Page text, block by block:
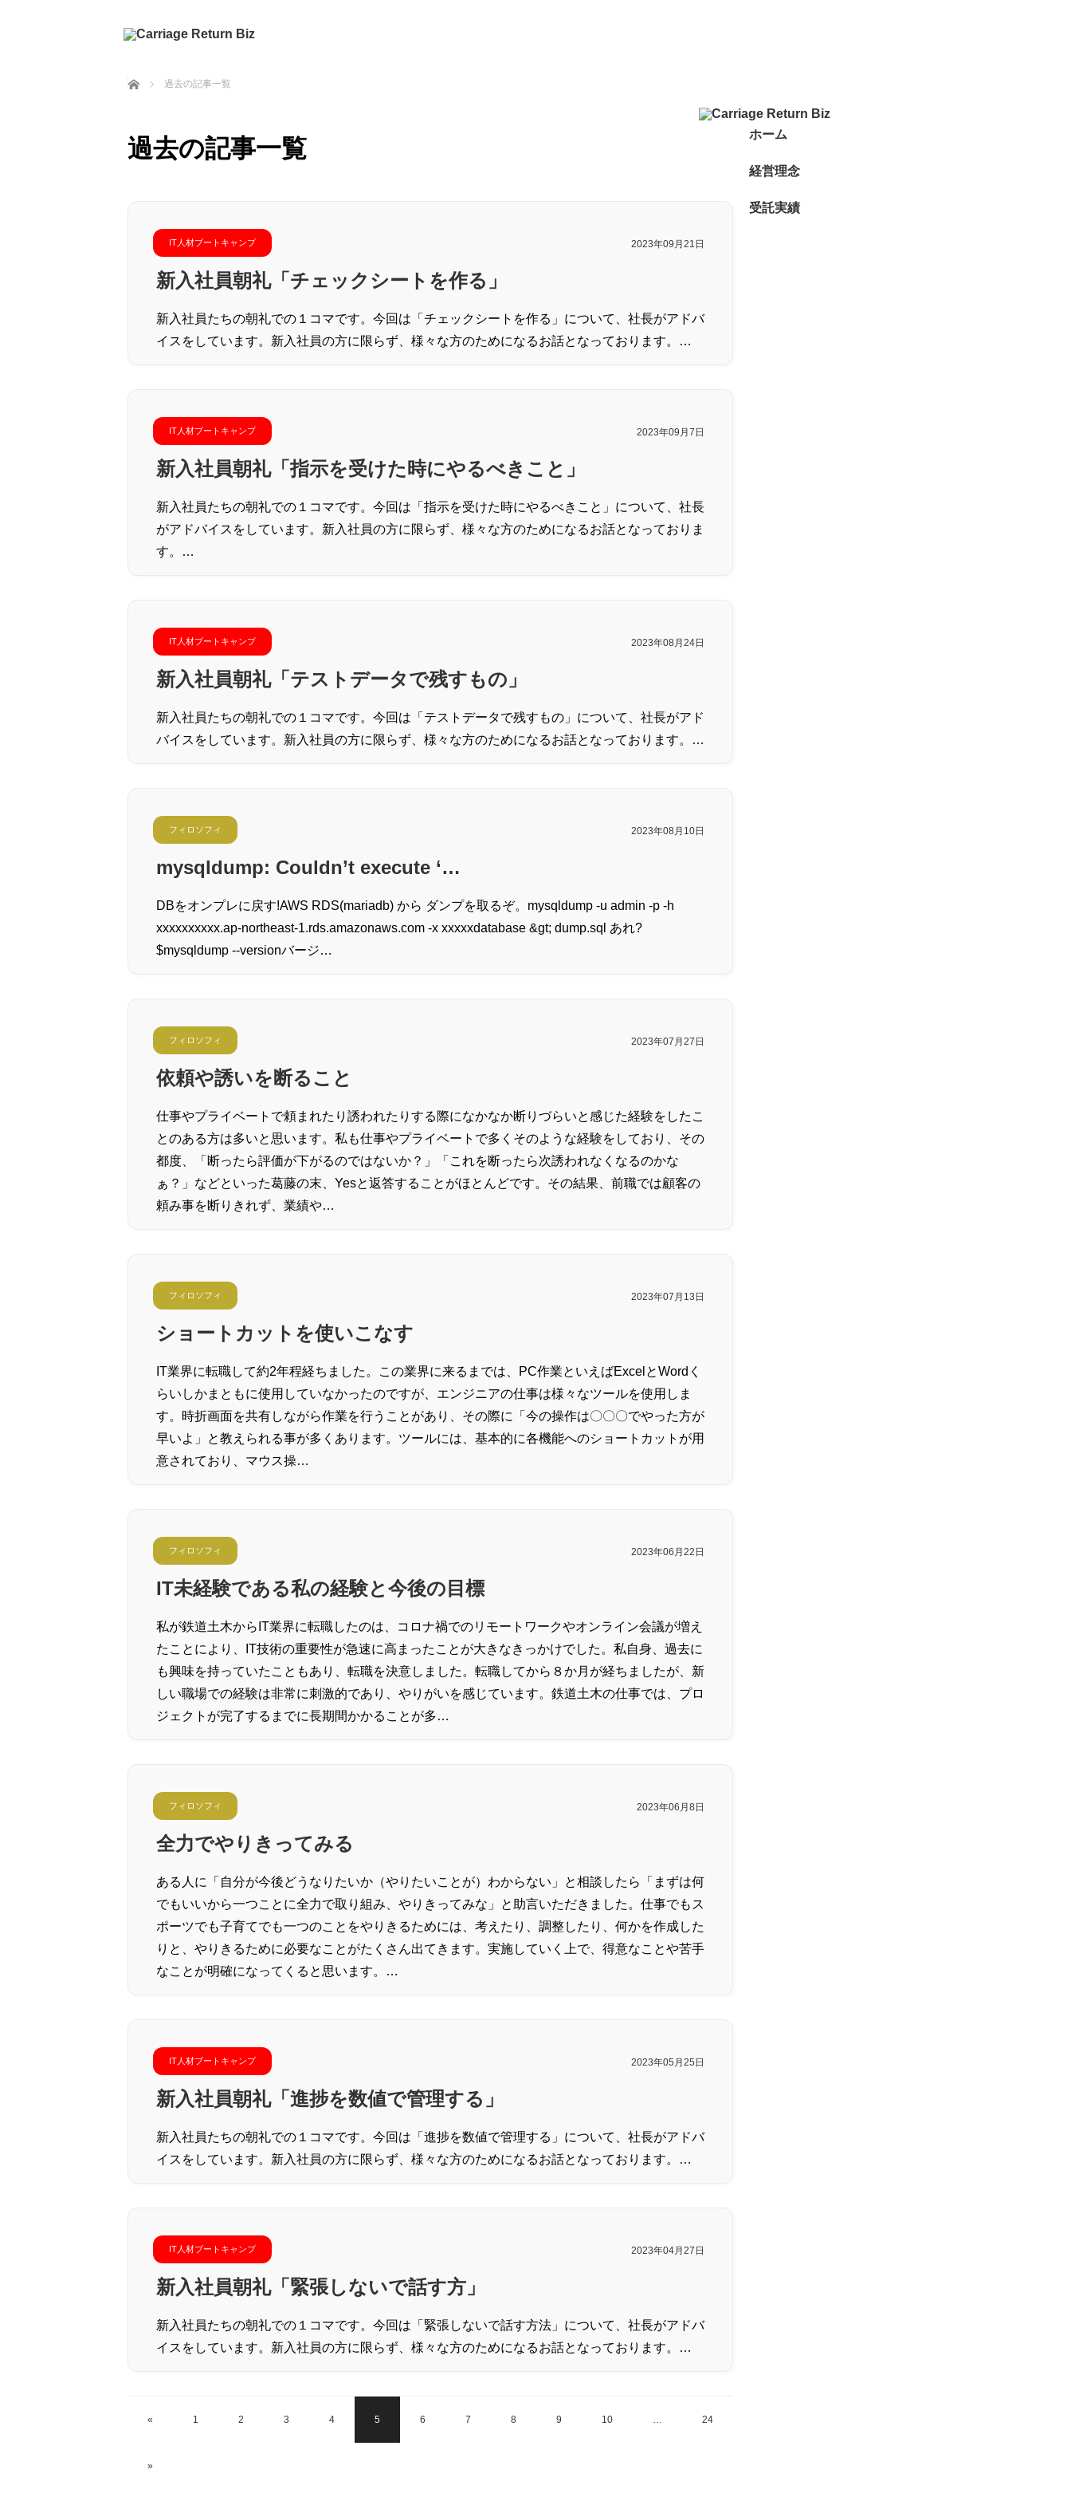
ホーム 過去の記事一覧
過去の記事一覧
IT人材ブートキャンプ 2023年09月21日
新入社員朝礼「チェックシートを作る」
新入社員たちの朝礼での１コマです。今回は「チェックシートを作る」について、社長がアドバ
イスをしています。新入社員の方に限らず、様々な方のためになるお話となっております。…
IT人材ブートキャンプ 2023年09月7日
新入社員朝礼「指示を受けた時にやるべきこと」
新入社員たちの朝礼での１コマです。今回は「指示を受けた時にやるべきこと」について、社長
がアドバイスをしています。新入社員の方に限らず、様々な方のためになるお話となっておりま
す。…
IT人材ブートキャンプ 2023年08月24日
新入社員朝礼「テストデータで残すもの」
新入社員たちの朝礼での１コマです。今回は「テストデータで残すもの」について、社長がアド
バイスをしています。新入社員の方に限らず、様々な方のためになるお話となっております。…
フィロソフィ 2023年08月10日
mysqldump: Couldn’t execute ‘…
DBをオンプレに戻す!AWS RDS(mariadb) から ダンプを取るぞ。mysqldump -u admin -p -h
xxxxxxxxxx.ap-northeast-1.rds.amazonaws.com -x xxxxxdatabase &gt; dump.sql あれ?
$mysqldump --versionバージ…
フィロソフィ 2023年07月27日
依頼や誘いを断ること
仕事やプライベートで頼まれたり誘われたりする際になかなか断りづらいと感じた経験をしたこ
とのある方は多いと思います。私も仕事やプライベートで多くそのような経験をしており、その
都度、「断ったら評価が下がるのではないか？」「これを断ったら次誘われなくなるのかな
ぁ？」などといった葛藤の末、Yesと返答することがほとんどです。その結果、前職では顧客の
頼み事を断りきれず、業績や…
フィロソフィ 2023年07月13日
ショートカットを使いこなす
IT業界に転職して約2年程経ちました。この業界に来るまでは、PC作業といえばExcelとWordく
らいしかまともに使用していなかったのですが、エンジニアの仕事は様々なツールを使用しま
す。時折画面を共有しながら作業を行うことがあり、その際に「今の操作は〇〇〇でやった方が
早いよ」と教えられる事が多くあります。ツールには、基本的に各機能へのショートカットが用
意されており、マウス操…
フィロソフィ 2023年06月22日
IT未経験である私の経験と今後の目標
私が鉄道土木からIT業界に転職したのは、コロナ禍でのリモートワークやオンライン会議が増え
たことにより、IT技術の重要性が急速に高まったことが大きなきっかけでした。私自身、過去に
も興味を持っていたこともあり、転職を決意しました。転職してから８か月が経ちましたが、新
しい職場での経験は非常に刺激的であり、やりがいを感じています。鉄道土木の仕事では、プロ
ジェクトが完了するまでに長期間かかることが多…
フィロソフィ 2023年06月8日
全力でやりきってみる
ある人に「自分が今後どうなりたいか（やりたいことが）わからない」と相談したら「まずは何
でもいいから一つことに全力で取り組み、やりきってみな」と助言いただきました。仕事でもス
ポーツでも子育てでも一つのことをやりきるためには、考えたり、調整したり、何かを作成した
りと、やりきるために必要なことがたくさん出てきます。実施していく上で、得意なことや苦手
なことが明確になってくると思います。…
IT人材ブートキャンプ 2023年05月25日
新入社員朝礼「進捗を数値で管理する」
新入社員たちの朝礼での１コマです。今回は「進捗を数値で管理する」について、社長がアドバ
イスをしています。新入社員の方に限らず、様々な方のためになるお話となっております。…
IT人材ブートキャンプ 2023年04月27日
新入社員朝礼「緊張しないで話す方」
新入社員たちの朝礼での１コマです。今回は「緊張しないで話す方法」について、社長がアドバ
イスをしています。新入社員の方に限らず、様々な方のためになるお話となっております。…
« 1 2 3 4 5 6 7 8 9 10 … 24
»
ホーム
経営理念
受託実績